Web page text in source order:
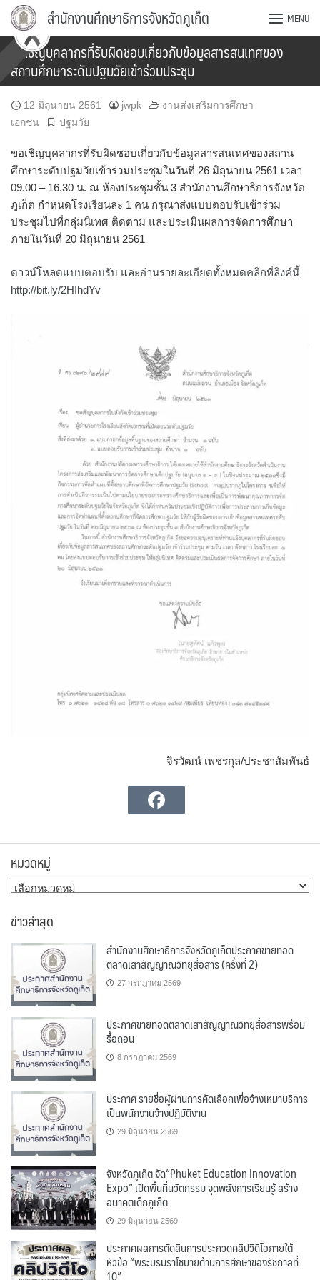
Skip
content
สำนักงานศึกษาธิการจังหวัดภูเก็ต MENU
ขอเชิญบุคลากรที่รับผิดชอบเกี่ยวกับข้อมูลสารสนเทศของ
สถานศึกษาระดับปฐมวัยเข้าร่วมประชุม
12 มิถุนายน 2561 jwpk
งานส่งเสริมการศึกษา
เอกชน
ปฐมวัย
ขอเชิญบุคลากรที่รับผิดชอบเกี่ยวกับข้อมูลสารสนเทศของสถาน
ศึกษาระดับปฐมวัยเข้าร่วมประชุมในวันที่ 26 มิถุนายน 2561 เวลา
09.00 – 16.30 น. ณ ห้องประชุมชั้น 3 สำนักงานศึกษาธิการจังหวัด
ภูเก็ต กำหนดโรงเรียนละ 1 คน กรุณาส่งแบบตอบรับเข้าร่วม
ประชุมไปที่กลุ่มนิเทศ ติดตาม และประเมินผลการจัดการศึกษา
ภายในวันที่ 20 มิถุนายน 2561
ดาวน์โหลดแบบตอบรับ และอ่านรายละเอียดทั้งหมดคลิกที่ลิงค์นี้
http://bit.ly/2HIhdYv
จิรวัฒน์ เพชรกุล/ประชาสัมพันธ์
หมวดหมู่
หมวด
ข่าวล่าสุด
สำนักงานศึกษาธิการจังหวัดภูเก็ตประกาศขายทอด
ตลาดเสาสัญญาณวิทยุสื่อสาร (ครั้งที่ 2)
27 กรกฎาคม 2569
ประกาศขายทอดตลาดเสาสัญญาณวิทยุสื่อสารพร้อม
รื้อถอน
8 กรกฎาคม 2569
ประกาศ รายชื่อผู้ผ่านการคัดเลือกเพื่อจ้างเหมาบริการ
เป็นพนักงานจ้างปฏิบัติงาน
29 มิถุนายน 2569
จังหวัดภูเก็ต จัด“Phuket Education Innovation
Expo” เปิดพื้นที่นวัตกรรม จุดพลังการเรียนรู้ สร้าง
อนาคตเด็กภูเก็ต
29 มิถุนายน 2569
ประกาศผลการตัดสินการประกวดคลิปวิดีโอภายใต้
หัวข้อ “พระบรมราโชบายด้านการศึกษาของรัชกาลที่
10”